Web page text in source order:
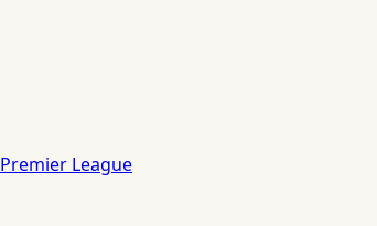
Premier League